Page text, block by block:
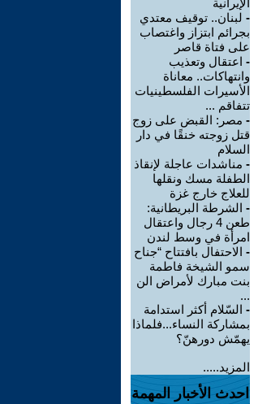
الإيرانية
- لبنان.. توقيف معتدي
بجرائم ابتزاز واغتصاب
على فتاة قاصر
- اعتقال وتعذيب
وانتهاكات.. معاناة
الأسيرات الفلسطينيات
تتفاقم ...
- مصر: القبض على زوج
قتل زوجته خنقًا في دار
السلام
- مناشدات عاجلة لإنقاذ
الطفلة مسك ونقلها
للعلاج خارج غزة
- الشرطة البريطانية:
طعن 4 رجال واعتقال
امرأة في وسط لندن
- الاحتفال بافتتاح “جناح
سمو الشيخة فاطمة
بنت مبارك لأمراض الن
...
- السّلام أكثر استدامة
بمشاركة النساء...فلماذا
يهمّش دورهنّ؟
المزيد.....
احدث الأخبار المهمة